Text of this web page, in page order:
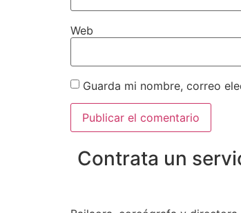
Web
Guarda mi nombre, correo
Contrata un